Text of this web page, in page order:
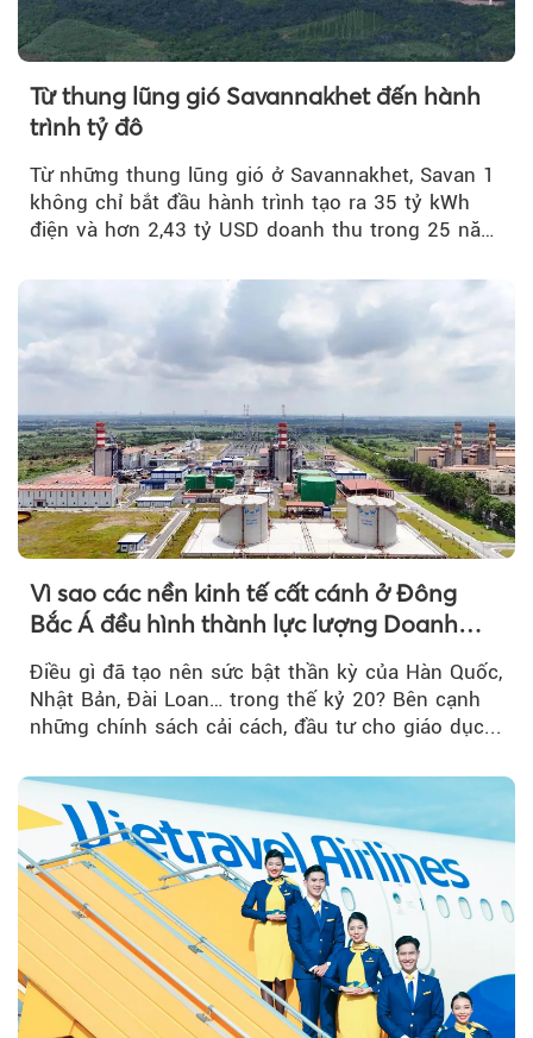
Từ thung lũng gió Savannakhet đến hành
trình tỷ đô
Từ những thung lũng gió ở Savannakhet, Savan 1
không chỉ bắt đầu hành trình tạo ra 35 tỷ kWh
điện và hơn 2,43 tỷ USD doanh thu trong 25 năm
Vì sao các nền kinh tế cất cánh ở Đông
Bắc Á đều hình thành lực lượng Doanh
nghiệp Quốc gia?
Điều gì đã tạo nên sức bật thần kỳ của Hàn Quốc,
Nhật Bản, Đài Loan… trong thế kỷ 20? Bên cạnh
những chính sách cải cách, đầu tư cho giáo dục...